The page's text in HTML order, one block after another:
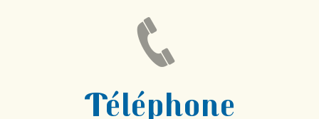
Téléphone